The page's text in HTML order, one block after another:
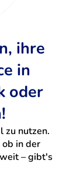
ihre
in
oder
zu nutzen.
in der
– gibt's